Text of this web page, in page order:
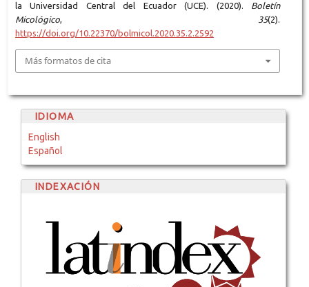
la Universidad Central del Ecuador (UCE). (2020). Boletín
Micológico, 35(2).
https://doi.org/10.22370/bolmicol.2020.35.2.2592
Más formatos de cita
IDIOMA
English
Español
INDEXACIÓN